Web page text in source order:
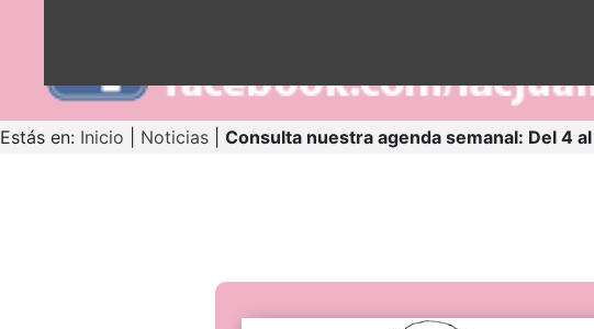
Estás en: Inicio Noticias Consulta nuestra agenda semanal: Del 4